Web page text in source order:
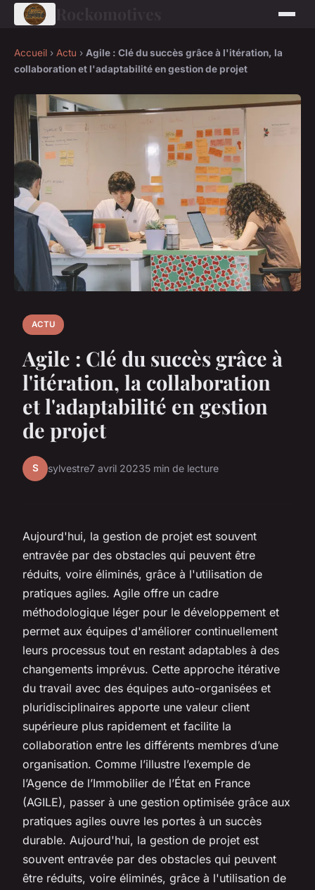
Accueil › Actu › Agile : Clé du succès grâce à l'itération, la
collaboration et l'adaptabilité en gestion de projet
ACTU
Agile : Clé du succès grâce à
l'itération, la collaboration
et l'adaptabilité en gestion
de projet
S sylvestre7 avril 20235 min de lecture
Aujourd'hui, la gestion de projet est souvent
entravée par des obstacles qui peuvent être
réduits, voire éliminés, grâce à l'utilisation de
pratiques agiles. Agile offre un cadre
méthodologique léger pour le développement et
permet aux équipes d'améliorer continuellement
leurs processus tout en restant adaptables à des
changements imprévus. Cette approche itérative
du travail avec des équipes auto-organisées et
pluridisciplinaires apporte une valeur client
supérieure plus rapidement et facilite la
collaboration entre les différents membres d’une
organisation. Comme l’illustre l’exemple de
l’Agence de l’Immobilier de l’État en France
(AGILE), passer à une gestion optimisée grâce aux
pratiques agiles ouvre les portes à un succès
durable. Aujourd'hui, la gestion de projet est
souvent entravée par des obstacles qui peuvent
être réduits, voire éliminés, grâce à l'utilisation de